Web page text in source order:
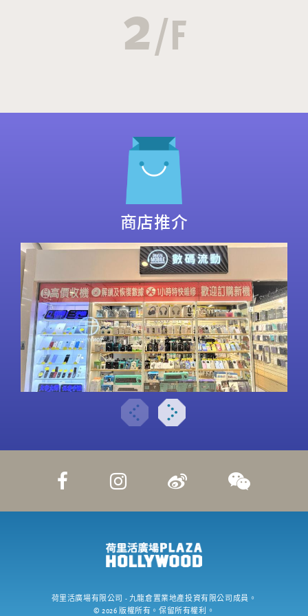
2/F
商店推介
荷里活廣場有限公司 - 九龍倉置業地產投資有限公司成員。
© 2026版權所有。保留所有權利。